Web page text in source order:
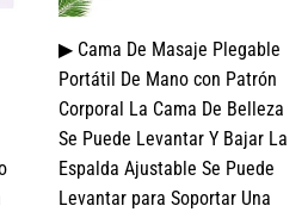
▶ Cama De Masaje Plegable
Portátil De Mano con Patrón
Corporal La Cama De Belleza
Se Puede Levantar Y Bajar La
Espalda Ajustable Se Puede
Levantar para Soportar Una